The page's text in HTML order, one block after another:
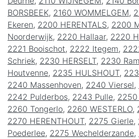
BORSBEEK, 2160 WOMMELGEM,
Ekeren, 2200 HERENTALS, 2200
Noorderwijk, 2220 Hallaar, 2220
2221 Booischot, 2222 Itegem,
Schriek, 2230 HERSELT, 2230
Houtvenne, 2235 HULSHOUT,
2240 Massenhoven, 2240 Viersel,
2242 Pulderbos, 2243 Pulle, 2250
2260 Tongerlo, 2260 WESTERLO,
2270 HERENTHOUT, 2275 Gierle,
Poederlee, 2275 Wechelderzande,